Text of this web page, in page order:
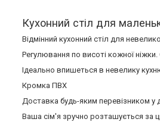
Кухонний стіл для
Відмінний кухонний стіл для
Регулювання по висоті кожної
Ідеально впишеться в невелику
Кромка ПВХ
Доставка будь-яким перевізником у
Ваша сім'я зручно розташується за